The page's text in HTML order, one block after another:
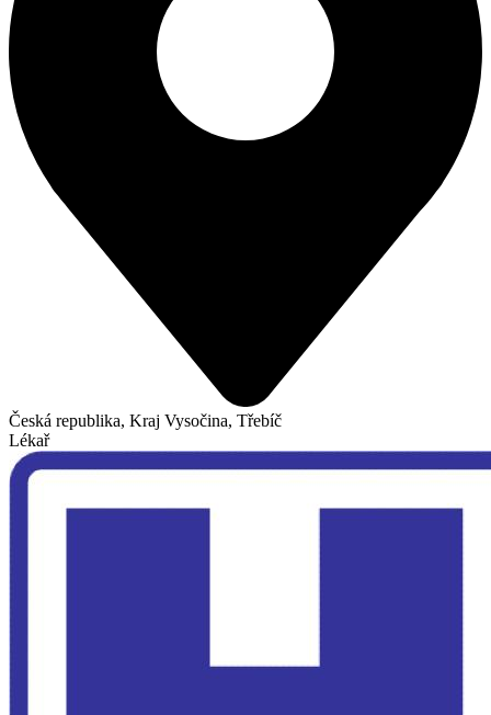
Česká republika, Kraj Vysočina, Třebíč
Lékař